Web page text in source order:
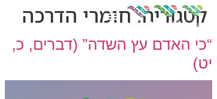
קטגוריה:חומרי הדרכה
“כי האדם עץ השדה” (דברים, כ,
יט)